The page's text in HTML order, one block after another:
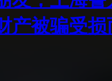
产被骗受